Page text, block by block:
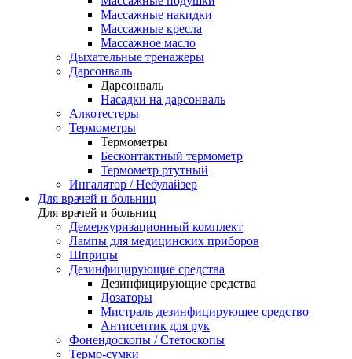
Массажные накидки
Массажные кресла
Массажное масло
Дыхательные тренажеры
Дарсонваль
Дарсонваль
Насадки на дарсонваль
Алкотестеры
Термометры
Термометры
Бесконтактный термометр
Термометр ртутный
Ингалятор / Небулайзер
Для врачей и больниц
Для врачей и больниц
Демеркуризационный комплект
Лампы для медицинских приборов
Шприцы
Дезинфицирующие средства
Дезинфицирующие средства
Дозаторы
Мистраль дезинфицирующее средство
Антисептик для рук
Фонендоскопы / Стетоскопы
Термо-сумки